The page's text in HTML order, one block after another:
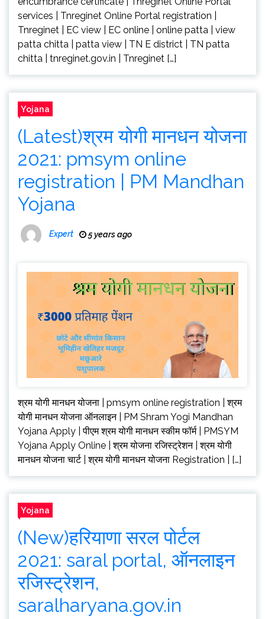
services | Tnreginet Online Portal registration |
Tnreginet | EC view | EC online | online patta | view
patta chitta | patta view | TN E district | TN patta
chitta | tnreginet.gov.in | Tnreginet […]
Yojana
(Latest)श्रम योगी मानधन योजना
2021: pmsym online
registration | PM Mandhan
Yojana
Expert 5 years ago
श्रम योगी मानधन योजना | pmsym online registration | श्रम
योगी मानधन योजना ऑनलाइन | PM Shram Yogi Mandhan
Yojana Apply | पीएम श्रम योगी मानधन स्कीम फॉर्म | PMSYM
Yojana Apply Online | श्रम योजना रजिस्ट्रेशन | श्रम योगी
मानधन योजना चार्ट | श्रम योगी मानधन योजना Registration | […]
Yojana
(New)हरियाणा सरल पोर्टल
2021: saral portal, ऑनलाइन
रजिस्ट्रेशन,
saralharyana.gov.in